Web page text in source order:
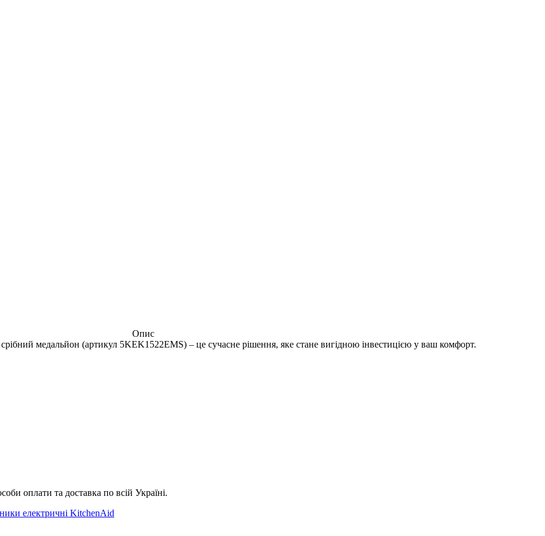
Опис
медальйон (артикул 5KEK1522EMS) – це сучасне рішення, яке стане вигідною інвестицією у ваш комфорт.
оплати та доставка по всій Україні.
електричні KitchenAid